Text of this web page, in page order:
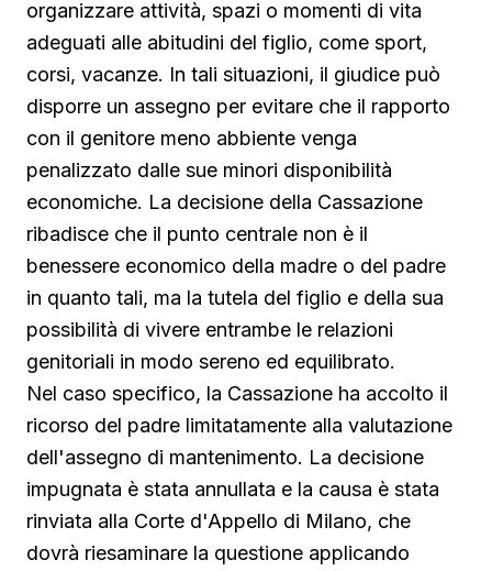
organizzare attività, spazi o momenti di vita
adeguati alle abitudini del figlio, come sport,
corsi, vacanze. In tali situazioni, il giudice può
disporre un assegno per evitare che il rapporto
con il genitore meno abbiente venga
penalizzato dalle sue minori disponibilità
economiche. La decisione della Cassazione
ribadisce che il punto centrale non è il
benessere economico della madre o del padre
in quanto tali, ma la tutela del figlio e della sua
possibilità di vivere entrambe le relazioni
genitoriali in modo sereno ed equilibrato.
Nel caso specifico, la Cassazione ha accolto il
ricorso del padre limitatamente alla valutazione
dell'assegno di mantenimento. La decisione
impugnata è stata annullata e la causa è stata
rinviata alla Corte d'Appello di Milano, che
dovrà riesaminare la questione applicando